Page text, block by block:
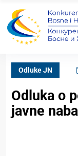
Odluke JN
Odluka o
javne